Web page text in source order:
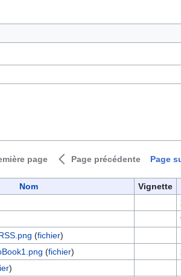
page Page précédente Page
Nom Vignette
(fichier)
(fichier)
)